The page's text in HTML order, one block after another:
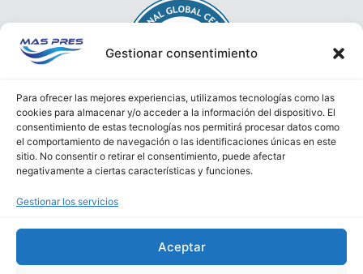
Gestionar consentimiento
Para ofrecer las mejores experiencias, utilizamos tecnologías como las
cookies para almacenar y/o acceder a la información del dispositivo. El
consentimiento de estas tecnologías nos permitirá procesar datos como
el comportamiento de navegación o las identificaciones únicas en este
sitio. No consentir o retirar el consentimiento, puede afectar
negativamente a ciertas características y funciones.
Gestionar los servicios
Aceptar